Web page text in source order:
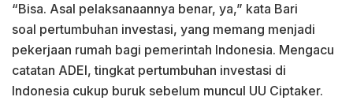
“Bisa. Asal pelaksanaannya benar, ya,” kata Bari
soal pertumbuhan investasi, yang memang menjadi
pekerjaan rumah bagi pemerintah Indonesia. Mengacu
catatan ADEI, tingkat pertumbuhan investasi di
Indonesia cukup buruk sebelum muncul UU Ciptaker.